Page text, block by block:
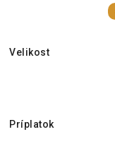
Velikost
Príplatok